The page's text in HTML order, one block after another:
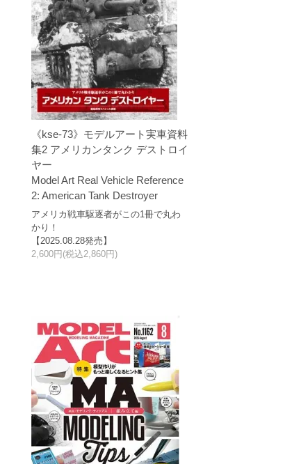
《kse-73》モデルアート実車資料
集2 アメリカンタンク デストロイ
ヤー
Model Art Real Vehicle Reference
2: American Tank Destroyer
アメリカ戦車駆逐者がこの1冊で丸わ
かり！
【2025.08.28発売】
2,600円(税込2,860円)